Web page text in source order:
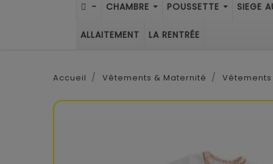
- CHAMBRE POUSSETTE SIEGE
ALLAITEMENT LA RENTRÉE
Accueil Vêtements & Maternité